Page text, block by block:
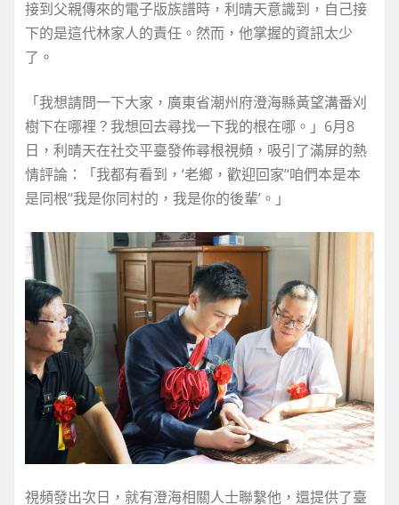
接到父親傳來的電子版族譜時，利晴天意識到，自己接
下的是這代林家人的責任。然而，他掌握的資訊太少
了。
「我想請問一下大家，廣東省潮州府澄海縣黃望溝番刈
樹下在哪裡？我想回去尋找一下我的根在哪。」6月8
日，利晴天在社交平臺發佈尋根視頻，吸引了滿屏的熱
情評論：「我都有看到，‘老鄉，歡迎回家’‘咱們本是本
是同根’‘我是你同村的，我是你的後輩’。」
視頻發出次日，就有澄海相關人士聯繫他，還提供了臺